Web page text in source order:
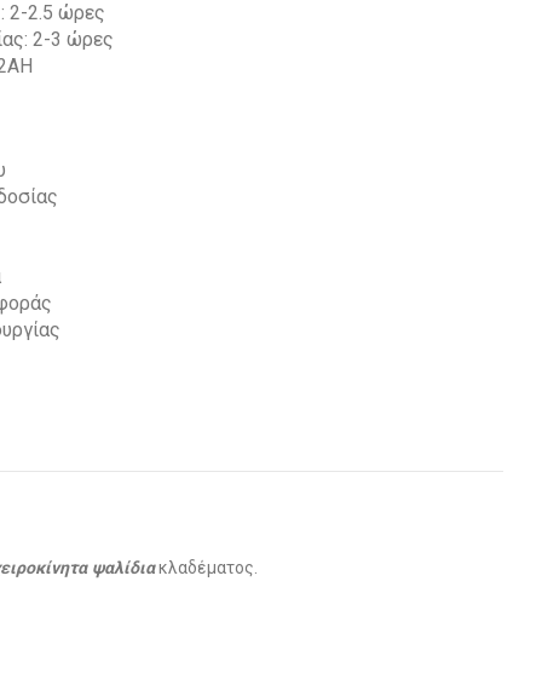
2-2.5 ώρες
2-3 ώρες
ψαλίδιακλαδέματος.